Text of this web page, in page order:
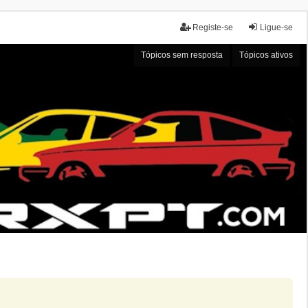
Ligue-se
Registe-se
Tópicos sem resposta Tópicos ativos